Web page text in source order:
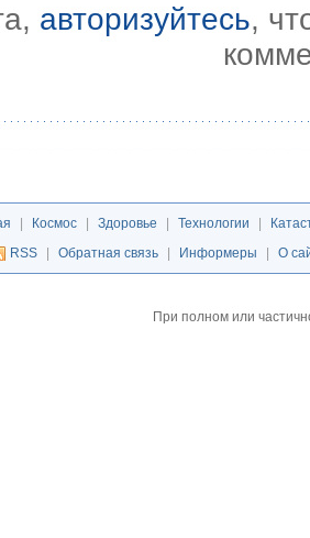
авторизуйтесь,
| Космос | Здоровье | Технологии |
RSS
| Обратная связь | Информеры | О
При полном или